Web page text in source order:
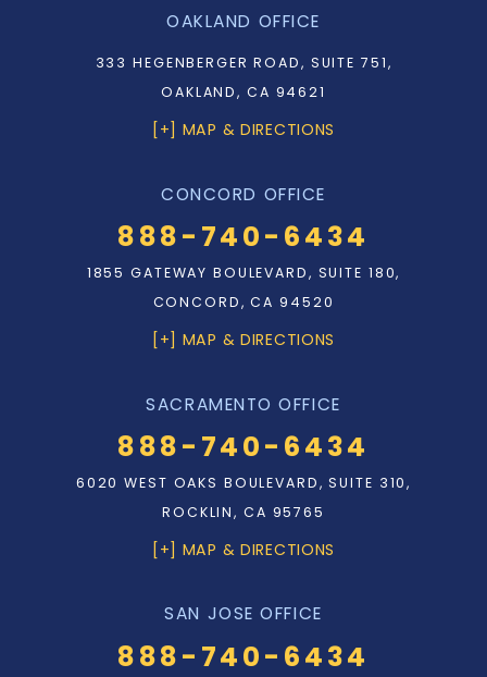
OAKLAND OFFICE
333 HEGENBERGER ROAD, SUITE 751,
OAKLAND, CA 94621
[+] MAP & DIRECTIONS
CONCORD OFFICE
888-740-6434
1855 GATEWAY BOULEVARD, SUITE 180,
CONCORD, CA 94520
[+] MAP & DIRECTIONS
SACRAMENTO OFFICE
888-740-6434
6020 WEST OAKS BOULEVARD, SUITE 310,
ROCKLIN, CA 95765
[+] MAP & DIRECTIONS
SAN JOSE OFFICE
888-740-6434